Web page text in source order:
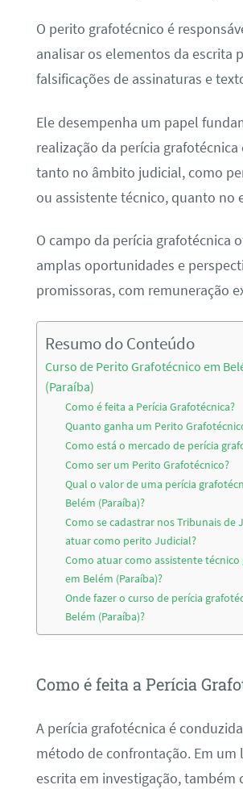
O perito grafotécnico é
analisar os elementos da escrita
falsificações de assinaturas e
Ele desempenha um papel
realização da perícia
tanto no âmbito judicial, como
ou assistente técnico, quanto no
O campo da perícia grafotécnica
amplas oportunidades e
promissoras, com remuneração
Resumo do Conteúdo
Curso de Perito Grafotécnico em
(Paraíba)
Como é feita a Perícia Grafotécnica?
Quanto ganha um Perito
Como está o mercado de perícia
Como ser um Perito Grafotécnico?
Qual o valor de uma perícia
Belém (Paraíba)?
Como se cadastrar nos Tribunais de
atuar como perito Judicial?
Como atuar como assistente técnico
em Belém (Paraíba)?
Onde fazer o curso de perícia
Belém (Paraíba)?
Como é feita a Perícia
A perícia grafotécnica é
método de confrontação. Em um
escrita em investigação, também